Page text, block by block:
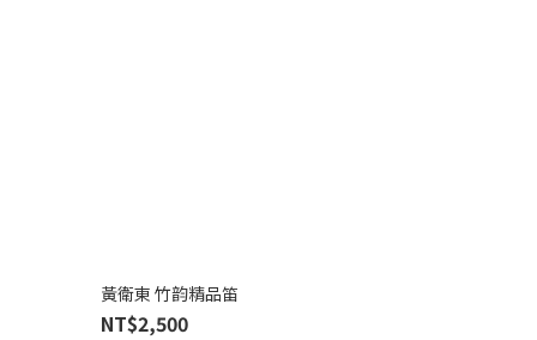
黃衛東 竹韵精品笛
NT$2,500